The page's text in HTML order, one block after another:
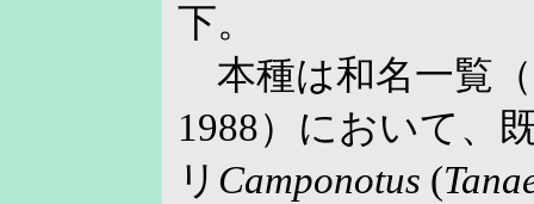
下。
本種は和名一覧
1988）において、
リ Camponotus (